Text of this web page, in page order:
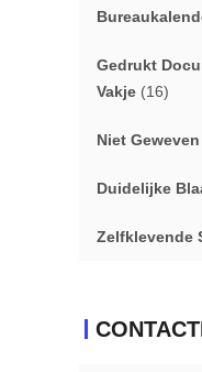
Gedrukt
Vakje (16)
Niet
Duidelijke
Zelfklevende